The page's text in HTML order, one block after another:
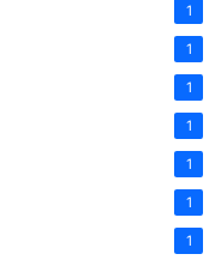
1
1
1
1
1
1
1